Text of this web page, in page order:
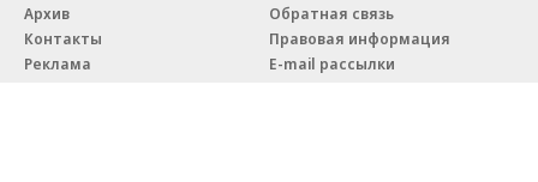
Архив
Контакты
Реклама
Обратная связь
Правовая информация
E-mail рассылки